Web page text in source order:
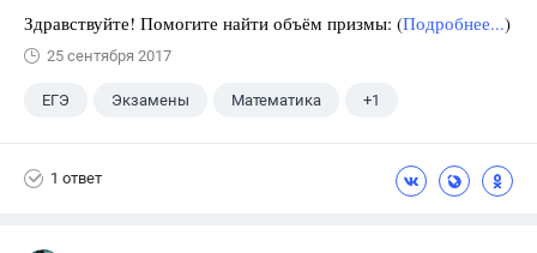
Здравствуйте! Помогите найти объём призмы: (Подробнее...)
25 сентября 2017
ЕГЭ Экзамены Математика +1
1 ответ